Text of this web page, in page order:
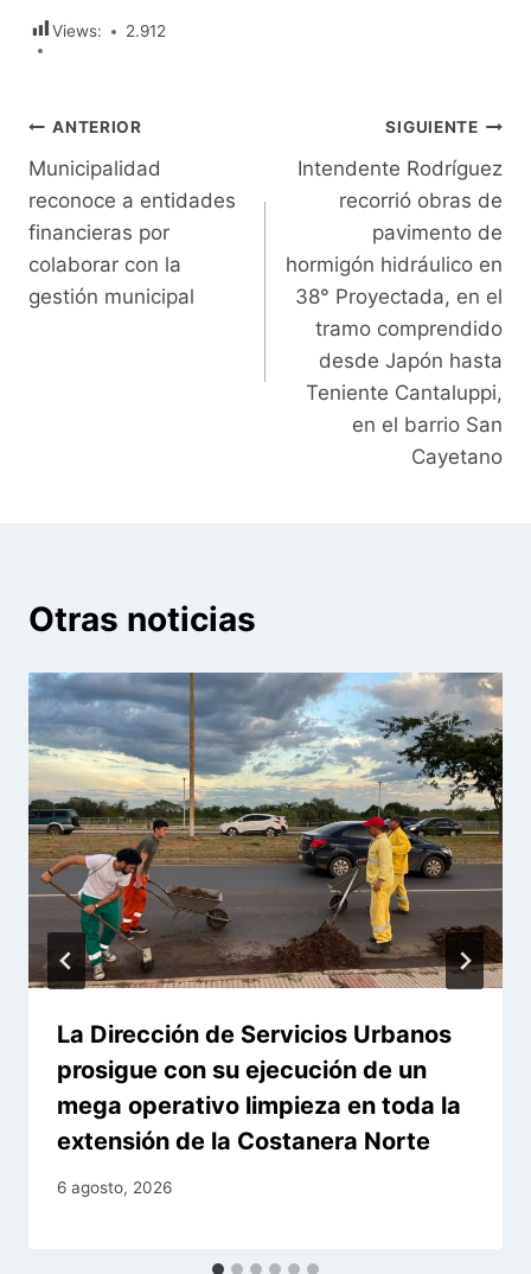
Views: 2.912
Navegación
de
entradas
ANTERIOR
Municipalidad
reconoce a entidades
financieras por
colaborar con la
gestión municipal
SIGUIENTE
Intendente Rodríguez
recorrió obras de
pavimento de
hormigón hidráulico en
38° Proyectada, en el
tramo comprendido
desde Japón hasta
Teniente Cantaluppi,
en el barrio San
Cayetano
Otras noticias
La Dirección de Servicios Urbanos
prosigue con su ejecución de un
mega operativo limpieza en toda la
extensión de la Costanera Norte
6 agosto, 2026